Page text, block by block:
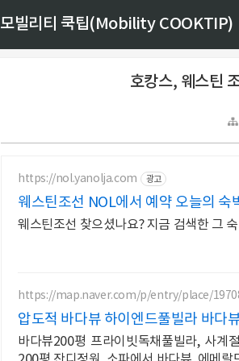
모빌리티 쿡팁(Mobility COOKTIP)
호캉스, 웨스틴
https://nol.yanolja.com 광고
웨스틴조선 NOL에서 예약 오늘의 숙
웨스틴조선 찾으셨나요? 지금 검색한 그
https://map.naver.com/p/entry/place/
압도적 바다뷰 하이엔드풀빌라 바다
바다뷰200평 프라이빗독채풀빌라, 사계